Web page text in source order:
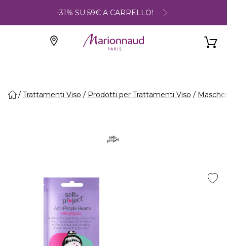
-31% SU 59€ A CARRELLO!
Trattamenti Viso Prodotti per Trattamenti Viso